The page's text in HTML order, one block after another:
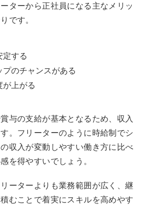
ターから正社員になる主なメリッ
です。
定する
プのチャンスがある
が上がる
与の支給が基本となるため、収入
。フリーターのように時給制でシ
収入が変動しやすい働き方に比べ
を得やすいでしょう。
ーターよりも業務範囲が広く、継
むことで着実にスキルを高めやす